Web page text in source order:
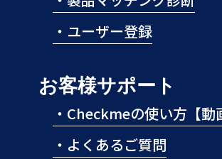
・ ユーザー登録
お客様サポート
・ Checkmeの使い方【動
・ よくあるご質問